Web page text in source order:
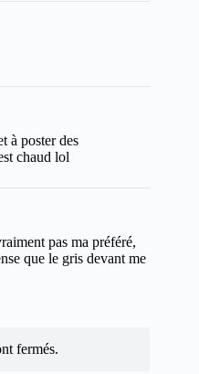
à poster des
chaud lol
pas ma préféré,
que le gris devant me
fermés.